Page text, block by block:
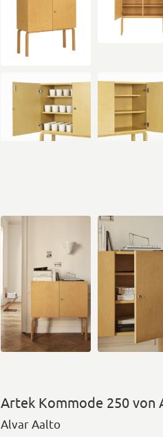
Artek Kommode 250 von
Alvar Aalto